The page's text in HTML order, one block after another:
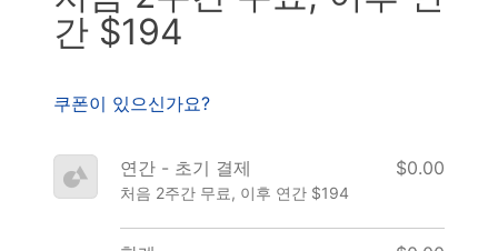
간 $194
쿠폰이 있으신가요?
연간 - 초기 결제
처음 2주간 무료, 이후 연간 $194
$0.00